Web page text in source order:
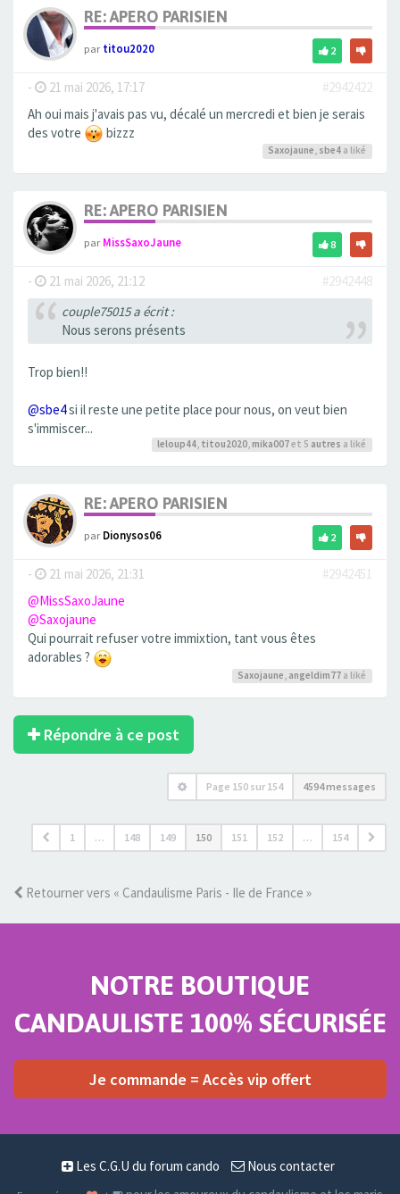
RE: APERO PARISIEN
partitou2020 2
- 21 mai 2026, 17:17
#2942422
Ah oui mais j'avais pas vu, décalé un mercredi et bien je serais
des votre
bizzz
Saxojaune, sbe4 a liké
RE: APERO PARISIEN
parMissSaxoJaune 8
- 21 mai 2026, 21:12
#2942448
couple75015 a écrit :
Nous serons présents
Trop bien!!
@sbe4si il reste une petite place pour nous, on veut bien
s'immiscer...
leloup44 titou2020 mika007et 5 autres a liké
RE: APERO PARISIEN
parDionysos06 2
- 21 mai 2026, 21:31
#2942451
@MissSaxoJaune
@Saxojaune
Qui pourrait refuser votre immixtion, tant vous êtes
adorables ?
Saxojaune angeldim77 a liké
Répondre à ce post
Page 150 sur 154 4594 messages
1 … 148 149 150 151 152 … 154
Retourner vers « Candaulisme Paris - Ile de France »
NOTRE BOUTIQUE
CANDAULISTE 100% SÉCURISÉE
Je commande = Accès vip offert
Les C.G.U du forum cando Nous contacter